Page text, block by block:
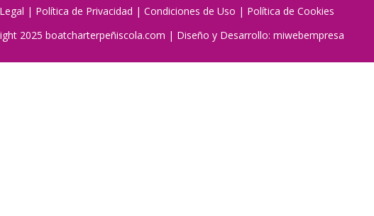
| Política de Privacidad | Condiciones de Uso | Política de Cookies
2025 boatcharterpeñiscola.com | Diseño y Desarrollo: miwebempresa